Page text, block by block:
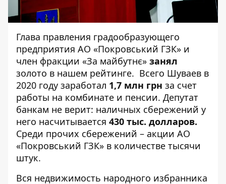
Глава правления градообразующего
предприятия АО «Покровський ГЗК» и
член фракции «За майбутнє» занял
золото в нашем рейтинге. Всего Шуваев в
2020 году заработал 1,7 млн грн за счет
работы на комбинате и пенсии. Депутат
банкам не верит: наличных сбережений у
него насчитывается 430 тыс. долларов.
Среди прочих сбережений – акции АО
«Покровський ГЗК» в количестве тысячи
штук.
Вся недвижимость народного избранника